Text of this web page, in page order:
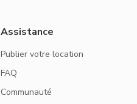
Assistance
Publier votre location
FAQ
Communauté